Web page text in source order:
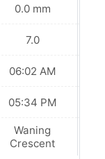
0.0 mm
7.0
06:02 AM
05:34 PM
Waning
Crescent